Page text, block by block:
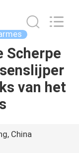
Scherpe
van het
China